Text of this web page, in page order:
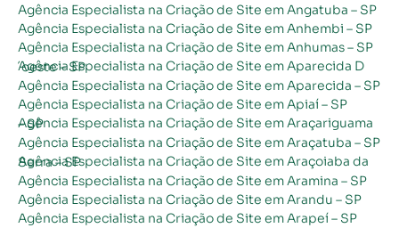
Agência Especialista na Criação de Site em Angatuba – SP
Agência Especialista na Criação de Site em Anhembi – SP
Agência Especialista na Criação de Site em Anhumas – SP
Agência Especialista na Criação de Site em Aparecida D´oeste – SP
Agência Especialista na Criação de Site em Aparecida – SP
Agência Especialista na Criação de Site em Apiaí – SP
Agência Especialista na Criação de Site em Araçariguama – SP
Agência Especialista na Criação de Site em Araçatuba – SP
Agência Especialista na Criação de Site em Araçoiaba da Serra – SP
Agência Especialista na Criação de Site em Aramina – SP
Agência Especialista na Criação de Site em Arandu – SP
Agência Especialista na Criação de Site em Arapeí – SP